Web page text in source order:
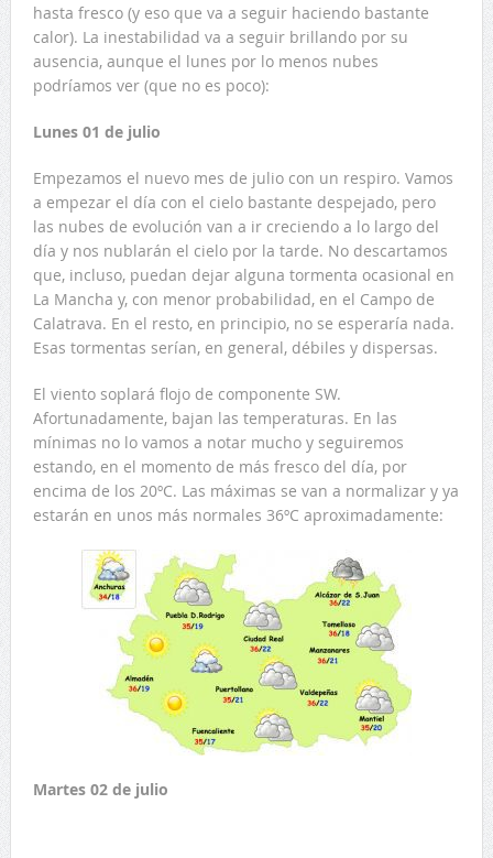
hasta fresco (y eso que va a seguir haciendo bastante
calor). La inestabilidad va a seguir brillando por su
ausencia, aunque el lunes por lo menos nubes
podríamos ver (que no es poco):
Lunes 01 de julio
Empezamos el nuevo mes de julio con un respiro. Vamos
a empezar el día con el cielo bastante despejado, pero
las nubes de evolución van a ir creciendo a lo largo del
día y nos nublarán el cielo por la tarde. No descartamos
que, incluso, puedan dejar alguna tormenta ocasional en
La Mancha y, con menor probabilidad, en el Campo de
Calatrava. En el resto, en principio, no se esperaría nada.
Esas tormentas serían, en general, débiles y dispersas.
El viento soplará flojo de componente SW.
Afortunadamente, bajan las temperaturas. En las
mínimas no lo vamos a notar mucho y seguiremos
estando, en el momento de más fresco del día, por
encima de los 20ºC. Las máximas se van a normalizar y ya
estarán en unos más normales 36ºC aproximadamente:
Martes 02 de julio